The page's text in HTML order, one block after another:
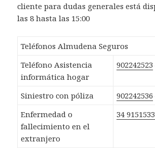
cliente para dudas generales está
las 8 hasta las 15:00
Teléfonos Almudena Seguros
Teléfono Asistencia
informática hogar
902242523
Siniestro con póliza 902242536
Enfermedad o
fallecimiento en el
extranjero
34